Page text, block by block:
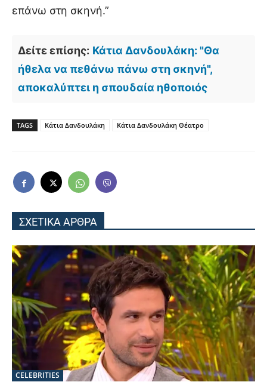
επάνω στη σκηνή.”
Δείτε επίσης: Κάτια Δανδουλάκη: "Θα
ήθελα να πεθάνω πάνω στη σκηνή",
αποκαλύπτει η σπουδαία ηθοποιός
TAGS Κάτια Δανδουλάκη Κάτια Δανδουλάκη Θέατρο
ΣΧΕΤΙΚΑ ΑΡΘΡΑ
CELEBRITIES